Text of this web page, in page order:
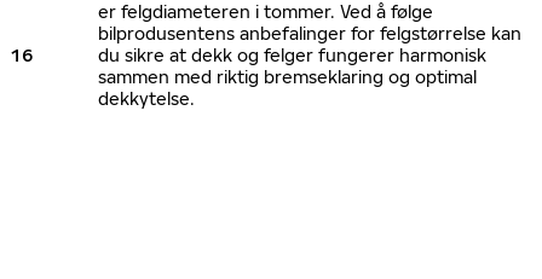
16
er felgdiameteren i tommer. Ved å følge
bilprodusentens anbefalinger for felgstørrelse kan
du sikre at dekk og felger fungerer harmonisk
sammen med riktig bremseklaring og optimal
dekkytelse.